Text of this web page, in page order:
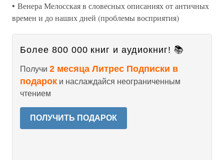
• Венера Мелосская в словесных описаниях от античных
времен и до наших дней (проблемы восприятия)
Более 800 000 книг и аудиокниг! 📚
Получи 2 месяца Литрес Подписки в
подарок и наслаждайся неограниченным
чтением
ПОЛУЧИТЬ ПОДАРОК